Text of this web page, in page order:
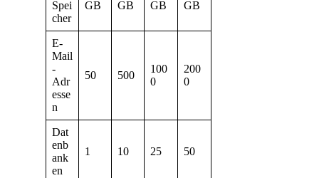
Spei
cher
GB
GB
GB
GB
E-
Mail
-
Adr
esse
n
50 500
100
0
200
0
Dat
enb
ank
en
1 10 25 50